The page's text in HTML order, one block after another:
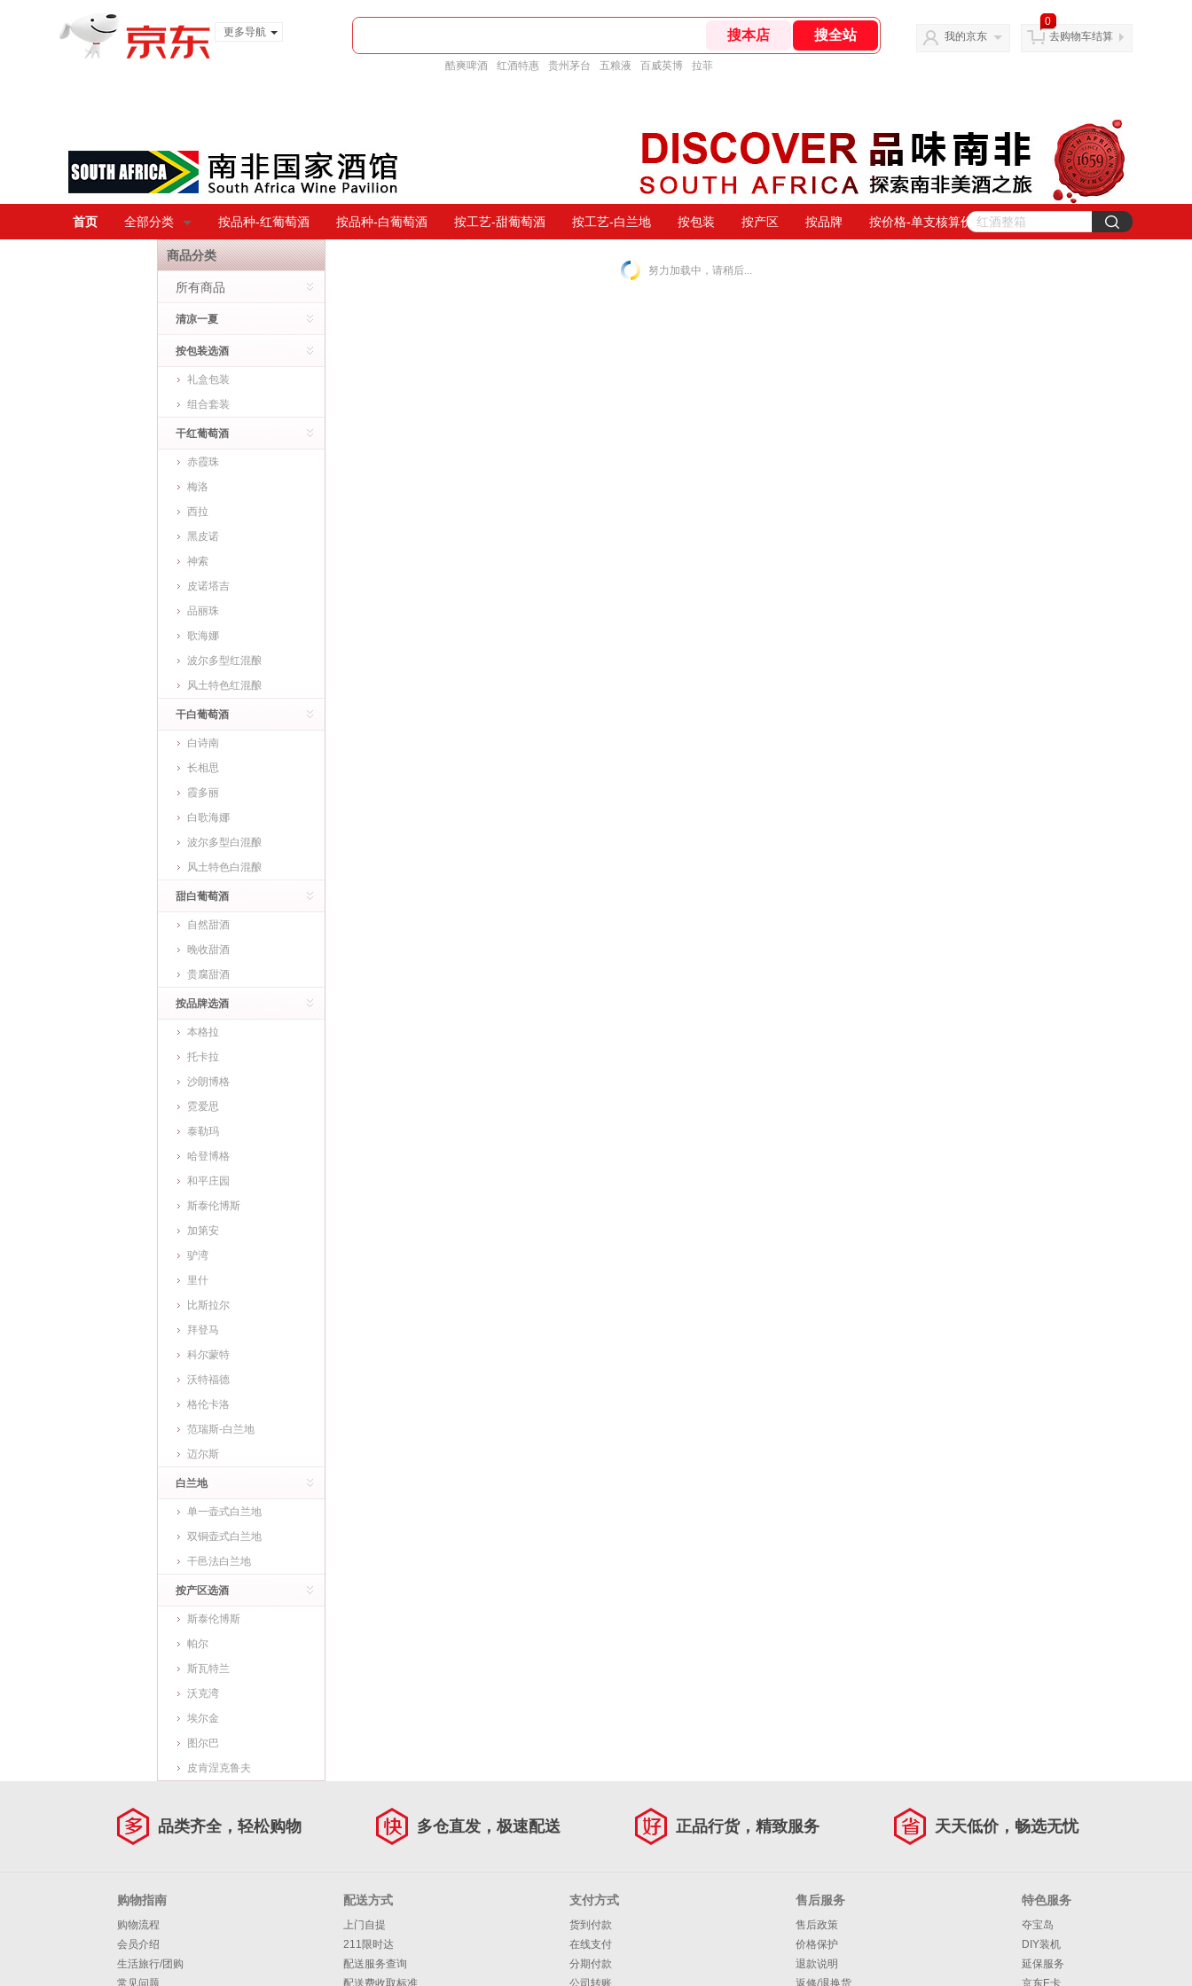
更多导航
酷爽啤酒 红酒特惠 贵州茅台 五粮液 百威英博 拉菲
我的京东
0
去购物车结算
首页 全部分类 按品种-红葡萄酒 按品种-白葡萄酒 按工艺-甜葡萄酒 按工艺-白兰地 按包装 按产区 按品牌 按价格-单支核算价
商品分类
所有商品
清凉一夏
按包装选酒
礼盒包装
组合套装
干红葡萄酒
赤霞珠
梅洛
西拉
黑皮诺
神索
皮诺塔吉
品丽珠
歌海娜
波尔多型红混酿
风土特色红混酿
干白葡萄酒
白诗南
长相思
霞多丽
白歌海娜
波尔多型白混酿
风土特色白混酿
甜白葡萄酒
自然甜酒
晚收甜酒
贵腐甜酒
按品牌选酒
本格拉
托卡拉
沙朗博格
霓爱思
泰勒玛
哈登博格
和平庄园
斯泰伦博斯
加第安
驴湾
里什
比斯拉尔
拜登马
科尔蒙特
沃特福德
格伦卡洛
范瑞斯-白兰地
迈尔斯
白兰地
单一壶式白兰地
双铜壶式白兰地
干邑法白兰地
按产区选酒
斯泰伦博斯
帕尔
斯瓦特兰
沃克湾
埃尔金
图尔巴
皮肯涅克鲁夫
努力加载中，请稍后...
品类齐全，轻松购物 多仓直发，极速配送 正品行货，精致服务 天天低价，畅选无忧
购物指南
购物流程
会员介绍
生活旅行/团购
常见问题
配送方式
上门自提
211限时达
配送服务查询
配送费收取标准
支付方式
货到付款
在线支付
分期付款
公司转账
售后服务
售后政策
价格保护
退款说明
返修/退换货
特色服务
夺宝岛
DIY装机
延保服务
京东E卡